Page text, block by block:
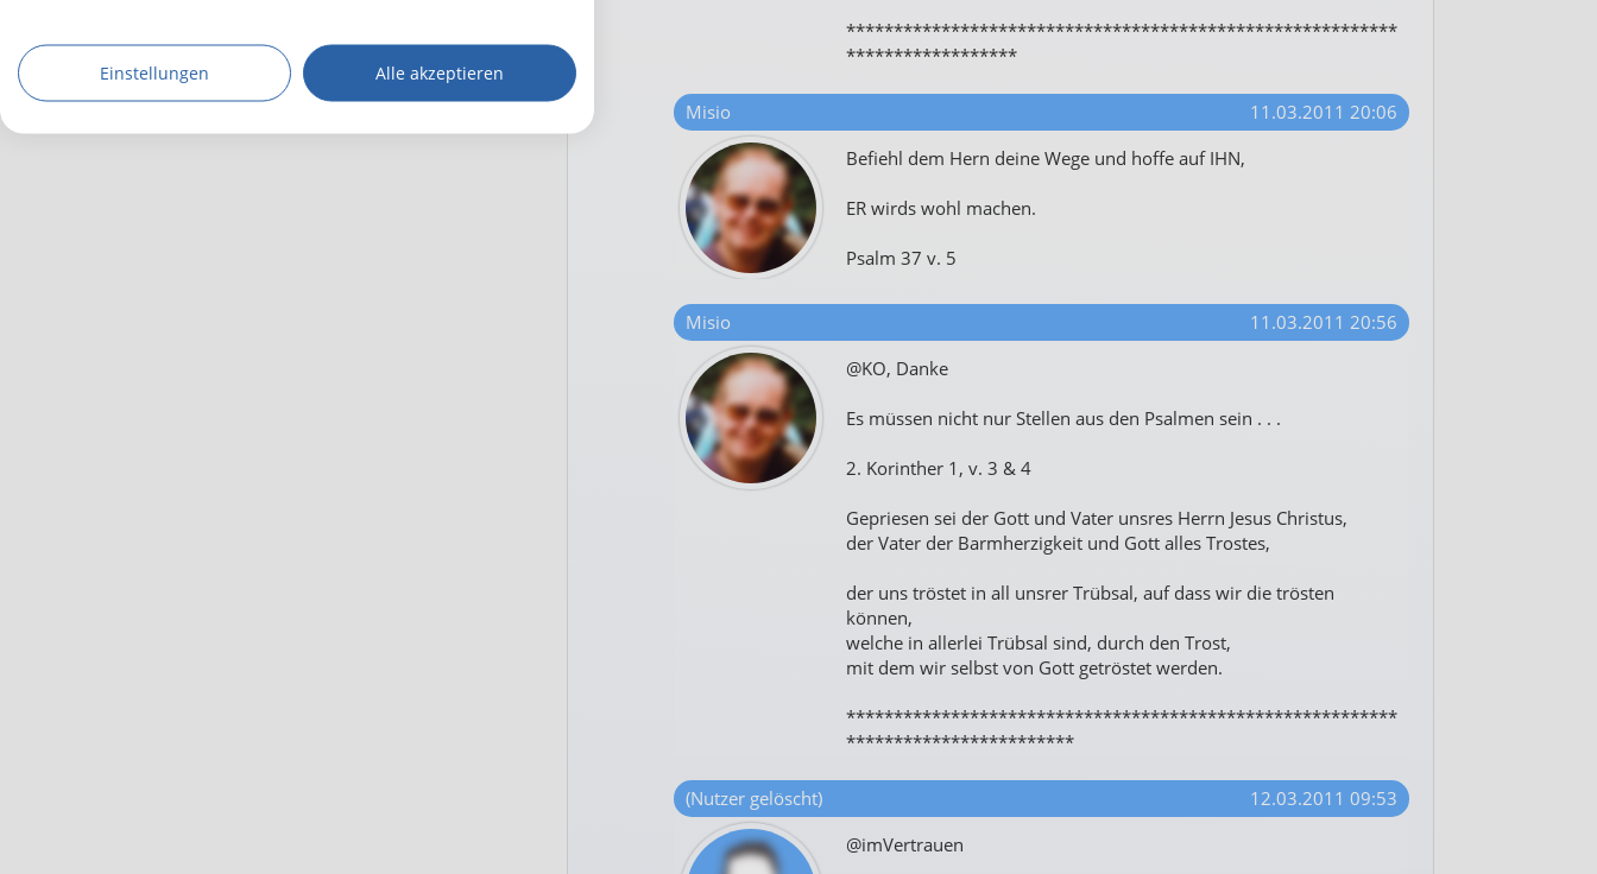
**********************************************************
******************
Misio
11.03.2011 20:06
Befiehl dem Hern deine Wege und hoffe auf IHN,
ER wirds wohl machen.
Psalm 37 v. 5
Misio
11.03.2011 20:56
@KO, Danke
Es müssen nicht nur Stellen aus den Psalmen sein . . .
2. Korinther 1, v. 3 & 4
Gepriesen sei der Gott und Vater unsres Herrn Jesus Christus,
der Vater der Barmherzigkeit und Gott alles Trostes,
der uns tröstet in all unsrer Trübsal, auf dass wir die trösten
können,
welche in allerlei Trübsal sind, durch den Trost,
mit dem wir selbst von Gott getröstet werden.
**********************************************************
************************
(Nutzer gelöscht)
12.03.2011 09:53
@imVertrauen
Einstellungen Alle akzeptieren